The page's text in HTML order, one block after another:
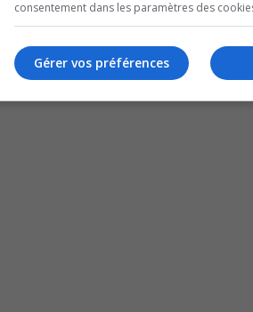
consentement dans les paramètres des
Gérer vos préférences